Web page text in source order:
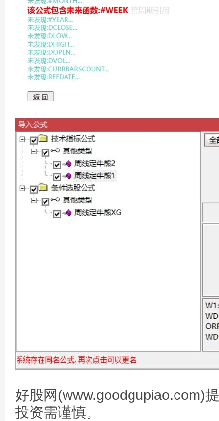
好股网(www.goodgupiao.com)
投资需谨慎。